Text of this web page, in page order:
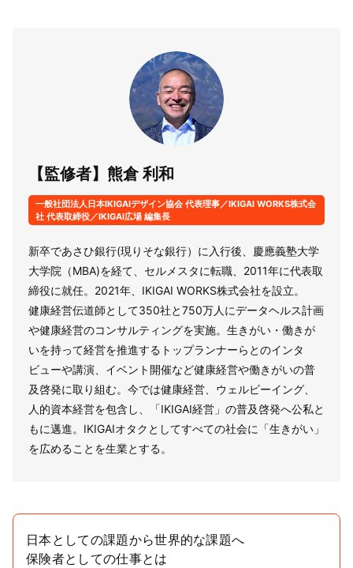
【監修者】熊倉 利和
一般社団法人日本IKIGAIデザイン協会 代表理事／IKIGAI WORKS株式会
社 代表取締役／IKIGAI広場 編集長
新卒であさひ銀行(現りそな銀行）に入行後、慶應義塾大学
大学院（MBA)を経て、セルメスタに転職、2011年に代表取
締役に就任。2021年、IKIGAI WORKS株式会社を設立。
健康経営伝道師として350社と750万人にデータヘルス計画
や健康経営のコンサルティングを実施。生きがい・働きが
いを持って経営を推進するトップランナーらとのインタ
ビューや講演、イベント開催など健康経営や働きがいの普
及啓発に取り組む。今では健康経営、ウェルビーイング、
人的資本経営を包含し、「IKIGAI経営」の普及啓発へ公私と
もに邁進。IKIGAIオタクとしてすべての社会に「生きがい」
を広めることを生業とする。
日本としての課題から世界的な課題へ
保険者としての仕事とは